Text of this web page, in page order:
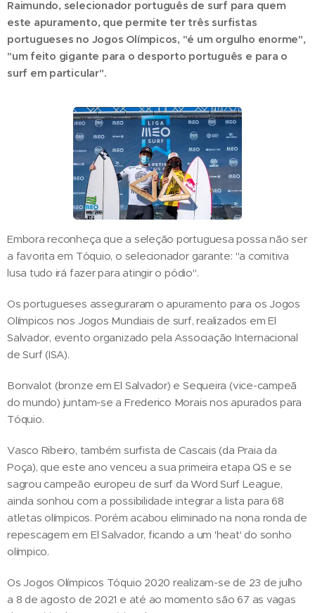
Raimundo, selecionador português de surf para quem
este apuramento, que permite ter três surfistas
portugueses no Jogos Olímpicos, "é um orgulho enorme",
"um feito gigante para o desporto português e para o
surf em particular".
Embora reconheça que a seleção portuguesa possa não ser
a favorita em Tóquio, o selecionador garante: "a comitiva
lusa tudo irá fazer para atingir o pódio".
Os portugueses asseguraram o apuramento para os Jogos
Olímpicos nos Jogos Mundiais de surf, realizados em El
Salvador, evento organizado pela Associação Internacional
de Surf (ISA).
Bonvalot (bronze em El Salvador) e Sequeira (vice-campeã
do mundo) juntam-se a Frederico Morais nos apurados para
Tóquio.
Vasco Ribeiro, também surfista de Cascais (da Praia da
Poça), que este ano venceu a sua primeira etapa QS e se
sagrou campeão europeu de surf da Word Surf League,
ainda sonhou com a possibilidade integrar a lista para 68
atletas olímpicos. Porém acabou eliminado na nona ronda de
repescagem em El Salvador, ficando a um 'heat' do sonho
olímpico.
Os Jogos Olímpicos Tóquio 2020 realizam-se de 23 de julho
a 8 de agosto de 2021 e até ao momento são 67 as vagas